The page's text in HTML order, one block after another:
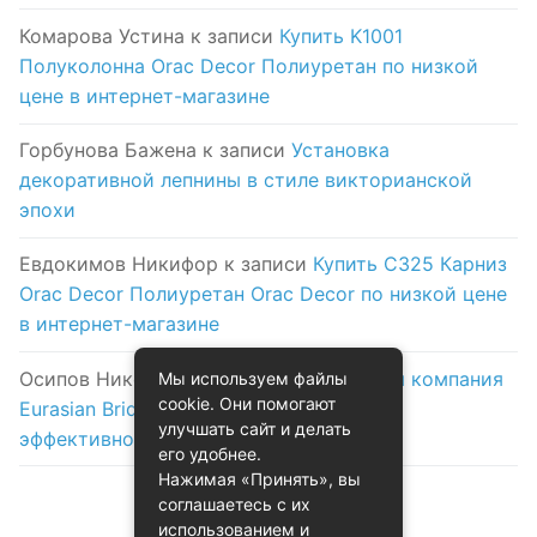
Комарова Устина к записи Купить K1001
Полуколонна Orac Decor Полиуретан по низкой
цене в интернет-магазине
Горбунова Бажена к записи Установка
декоративной лепнины в стиле викторианской
эпохи
Евдокимов Никифор к записи Купить C325 Карниз
Orac Decor Полиуретан Orac Decor по низкой цене
в интернет-магазине
Осипов Николак записиЛогистическая компания
Eurasian Bridge в Астане: надежность и
эффективность на первом месте
Мы используем файлы
cookie. Они помогают
улучшать сайт и делать
его удобнее.
Нажимая «Принять», вы
соглашаетесь с их
использованием и